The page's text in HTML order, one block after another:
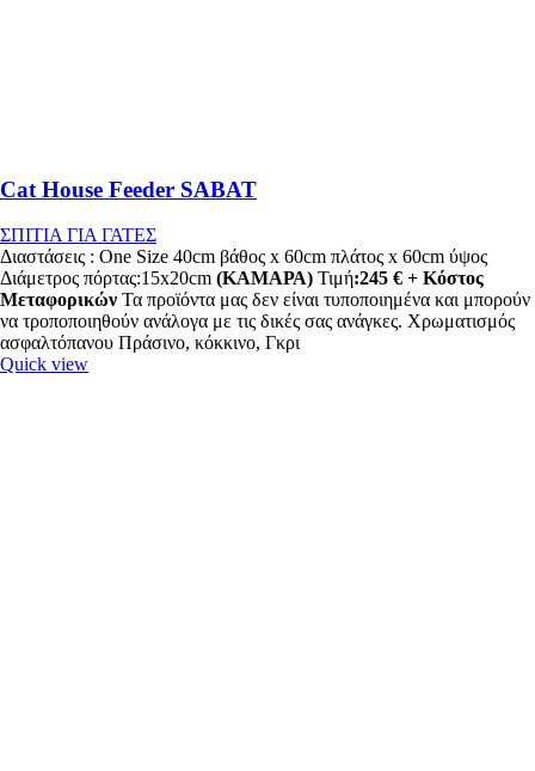
Cat House Feeder SABAT
ΣΠΙΤΙΑ ΓΙΑ ΓΑΤΕΣ
Διαστάσεις : One Size 40cm βάθος x 60cm πλάτος x 60cm ύψος
Διάμετρος πόρτας:15x20cm (ΚΑΜΑΡΑ) Τιμή:245 € + Κόστος
Μεταφορικών Τα προϊόντα μας δεν είναι τυποποιημένα και μπορούν
να τροποποιηθούν ανάλογα με τις δικές σας ανάγκες. Χρωματισμός
ασφαλτόπανου Πράσινο, κόκκινο, Γκρι
Quick view